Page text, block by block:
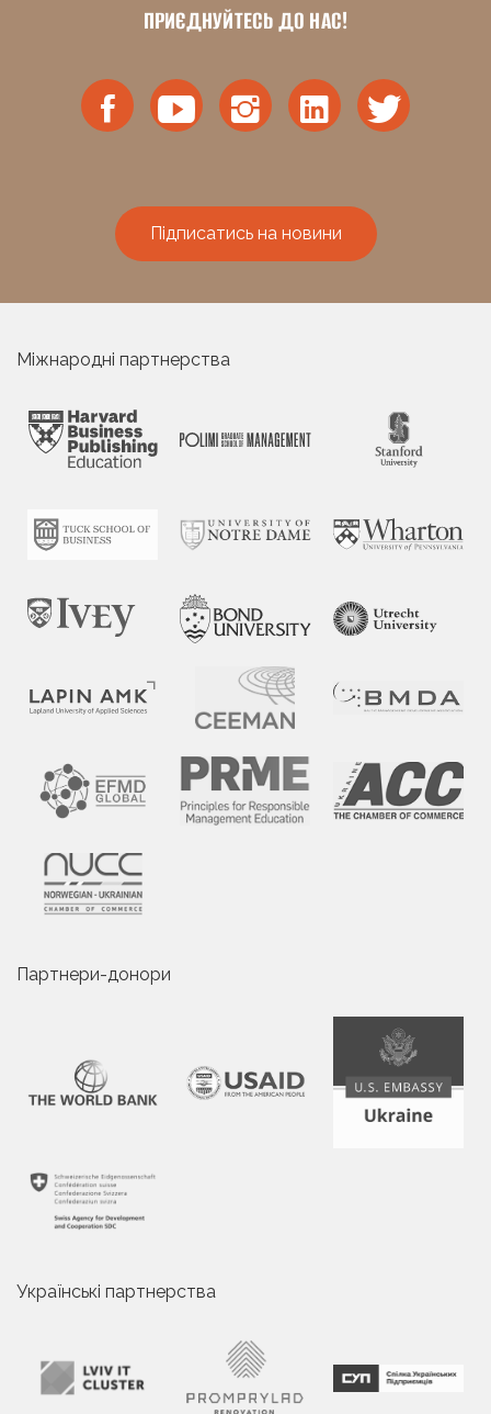
ПРИЄДНУЙТЕСЬ ДО НАС!
Підписатись на новини
Міжнародні партнерства
Партнери-донори
Українські партнерства